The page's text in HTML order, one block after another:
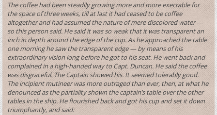
The coffee had been steadily growing more and more execrable for
the space of three weeks, till at last it had ceased to be coffee
altogether and had assumed the nature of mere discolored water —
so this person said. He said it was so weak that it was transparent an
inch in depth around the edge of the cup. As he approached the table
one morning he saw the transparent edge — by means of his
extraordinary vision long before he got to his seat. He went back and
complained in a high-handed way to Capt. Duncan. He said the coffee
was disgraceful. The Captain showed his. It seemed tolerably good.
The incipient mutineer was more outraged than ever, then, at what he
denounced as the partiality shown the captain’s table over the other
tables in the ship. He flourished back and got his cup and set it down
triumphantly, and said: